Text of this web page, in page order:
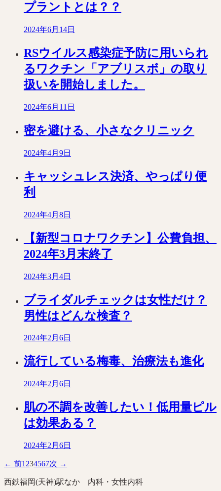
プラントとは？？
2024年6月14日
RSウイルス感染症予防に用いられ
るワクチン「アブリスボ」の取り
扱いを開始しました。
2024年6月11日
密を避ける、小さなクリニック
2024年4月9日
キャッシュレス決済、やっぱり便
利
2024年4月8日
【新型コロナワクチン】公費負担、
2024年3月末終了
2024年3月4日
ブライダルチェックは女性だけ？
男性はどんな検査？
2024年2月6日
流行している梅毒、治療法も進化
2024年2月6日
肌の不調を改善したい！低用量ピル
は効果ある？
2024年2月6日
← 前1 234567次 →
西鉄福岡(天神)駅なか 内科・女性内科